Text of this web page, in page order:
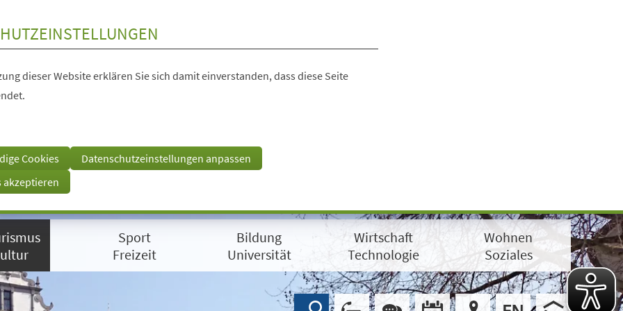
dieser Website erklären Sie sich damit einverstanden, dass diese Seite
Cookies
Datenschutzeinstellungen anpassen
akzeptieren
Sport
Freizeit
Bildung
Universität
Wirtschaft
Technologie
Wohnen
Soziales